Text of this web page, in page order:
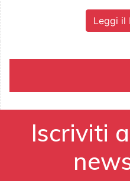
Leggi il
Iscriviti